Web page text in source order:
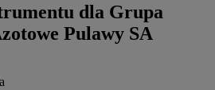
dla Grupa
Pulawy SA